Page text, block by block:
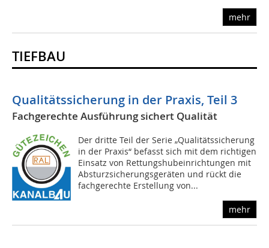
mehr
TIEFBAU
Qualitätssicherung in der Praxis, Teil 3
Fachgerechte Ausführung sichert Qualität
Der dritte Teil der Serie „Qualitätssicherung
in der Praxis“ befasst sich mit dem richtigen
Einsatz von Rettungshubeinrichtungen mit
Absturzsicherungsgeräten und rückt die
fachgerechte Erstellung von...
mehr